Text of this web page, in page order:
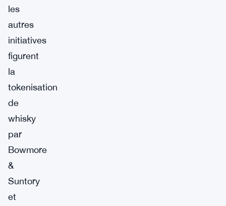
les
autres
initiatives
figurent
la
tokenisation
de
whisky
par
Bowmore
&
Suntory
et